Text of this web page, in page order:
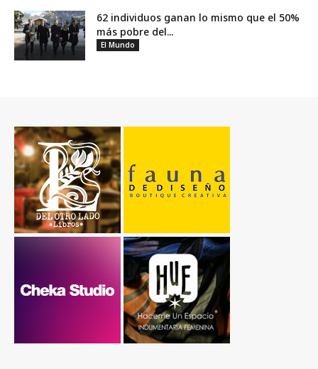
62 individuos ganan lo mismo que el 50%
más pobre del...
El Mundo